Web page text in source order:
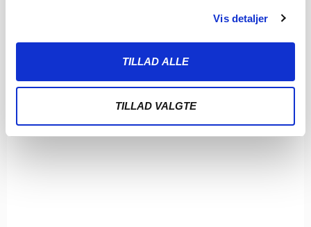
Vis detaljer
TILLAD ALLE
TILLAD VALGTE